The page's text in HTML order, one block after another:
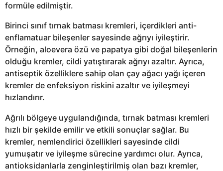
formüle edilmiştir.
Birinci sınıf tırnak batması kremleri, içerdikleri anti-
enflamatuar bileşenler sayesinde ağrıyı iyileştirir.
Örneğin, aloevera özü ve papatya gibi doğal bileşenlerin
olduğu kremler, cildi yatıştırarak ağrıyı azaltır. Ayrıca,
antiseptik özelliklere sahip olan çay ağacı yağı içeren
kremler de enfeksiyon riskini azaltır ve iyileşmeyi
hızlandırır.
Ağrılı bölgeye uygulandığında, tırnak batması kremleri
hızlı bir şekilde emilir ve etkili sonuçlar sağlar. Bu
kremler, nemlendirici özellikleri sayesinde cildi
yumuşatır ve iyileşme sürecine yardımcı olur. Ayrıca,
antioksidanlarla zenginleştirilmiş olan bazı kremler,